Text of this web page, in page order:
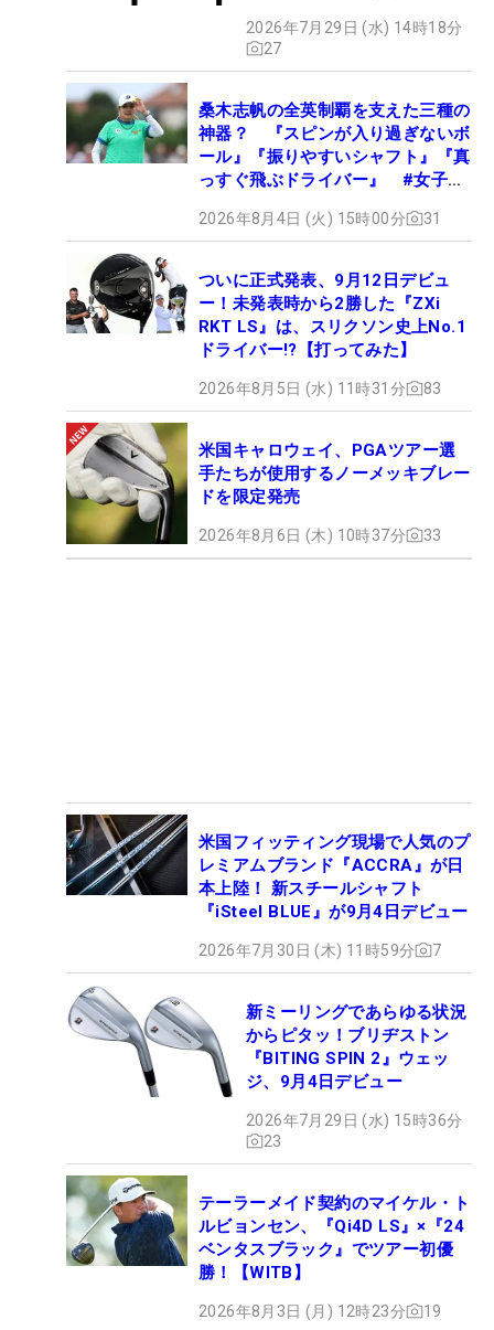
2026年7月29日 (水) 14時18分
27
桑木志帆の全英制覇を支えた三種の
神器？ 『スピンが入り過ぎないボ
ール』『振りやすいシャフト』『真
っすぐ飛ぶドライバー』 #女子プ
2026年8月4日 (火) 15時00分 31
ついに正式発表、9月12日デビュ
ー！未発表時から2勝した『ZXi
RKT LS』は、スリクソン史上No.1
ドライバー!?【打ってみた】
2026年8月5日 (水) 11時31分 83
米国キャロウェイ、PGAツアー選
手たちが使用するノーメッキブレー
ドを限定発売
2026年8月6日 (木) 10時37分 33
米国フィッティング現場で人気のプ
レミアムブランド『ACCRA』が日
本上陸！ 新スチールシャフト
『iSteel BLUE』が9月4日デビュー
2026年7月30日 (木) 11時59分 7
新ミーリングであらゆる状況
からピタッ！ブリヂストン
『BITING SPIN 2』ウェッ
ジ、9月4日デビュー
2026年7月29日 (水) 15時36分
23
テーラーメイド契約のマイケル・ト
ルビョンセン、『Qi4D LS』×『24
ベンタスブラック』でツアー初優
勝！【WITB】
2026年8月3日 (月) 12時23分 19